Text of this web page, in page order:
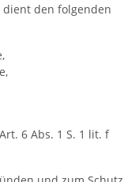
den folgenden
6 Abs. 1 S. 1 lit. f